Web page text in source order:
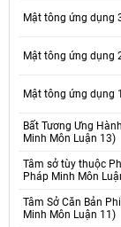
Mật tông ứng dụng
Mật tông ứng dụng
Mật tông ứng dụng 1
Bất Tương Ưng
Minh Môn Luận 13)
Tâm sở tùy thuộc
Pháp Minh Môn
Tâm Sở Căn Bản
Minh Môn Luận 11)